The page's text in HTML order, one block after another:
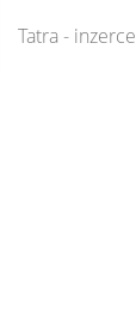
Tatra - inzerce